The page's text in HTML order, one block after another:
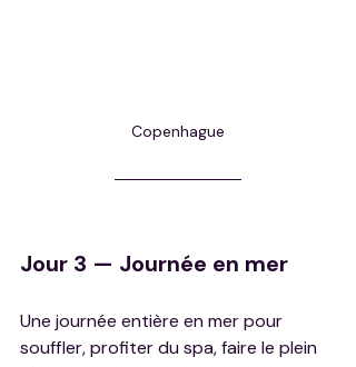
Copenhague
Jour 3 — Journée en mer
Une journée entière en mer pour
souffler, profiter du spa, faire le plein